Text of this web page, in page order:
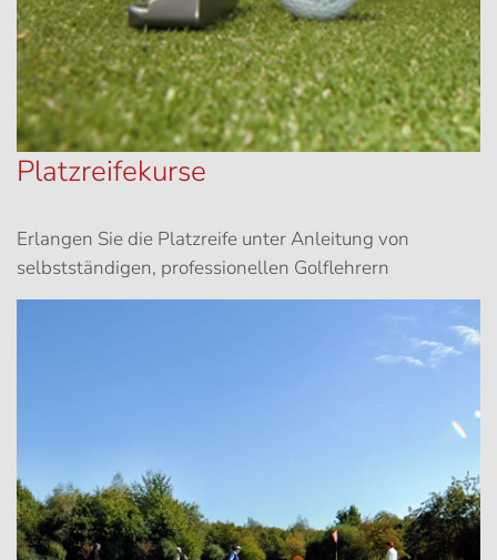
Platzreifekurse
Erlangen Sie die Platzreife unter Anleitung von
selbstständigen, professionellen Golflehrern